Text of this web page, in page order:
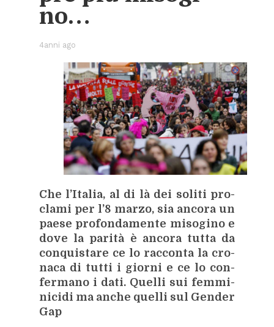
no…
4anni ago
Che l’I­ta­lia, al di là dei so­li­ti pro­
cla­mi per l’8 mar­zo, sia an­co­ra un
pae­se pro­fon­da­men­te mi­so­gi­no e
dove la pa­ri­tà è an­co­ra tut­ta da
con­qui­sta­re ce lo rac­con­ta la cro­
na­ca di tut­ti i gior­ni e ce lo con­
fer­ma­no i dati. Quel­li sui fem­mi­
ni­ci­di ma an­che quel­li sul Gen­der
Gap